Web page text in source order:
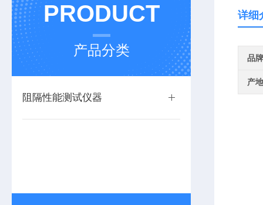
PRODUCT
产品分类
阻隔性能测试仪器
详细
品牌
产